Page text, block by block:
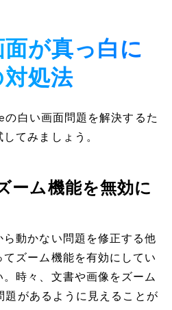
が真っ白に
処法
の白い画面問題を解決するた
てみましょう。
ーム機能を無効に
動かない問題を修正する他
ズーム機能を有効にしてい
時々、文書や画像をズーム
題があるように見えることが